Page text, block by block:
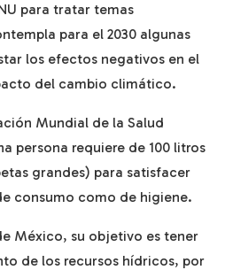
para tratar temas
para el 2030 algunas
los efectos negativos en el
del cambio climático.
Mundial de la Salud
persona requiere de 100 litros
grandes) para satisfacer
consumo como de higiene.
México, su objetivo es tener
de los recursos hídricos, por